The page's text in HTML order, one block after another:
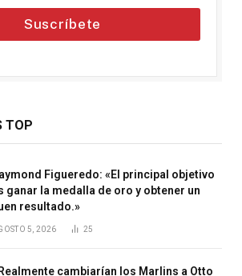
Suscríbete
TOP
Figueredo: «El principal objetivo
ganar la medalla de oro y obtener un
resultado.»
5, 2026 25
cambiarían los Marlins a Otto